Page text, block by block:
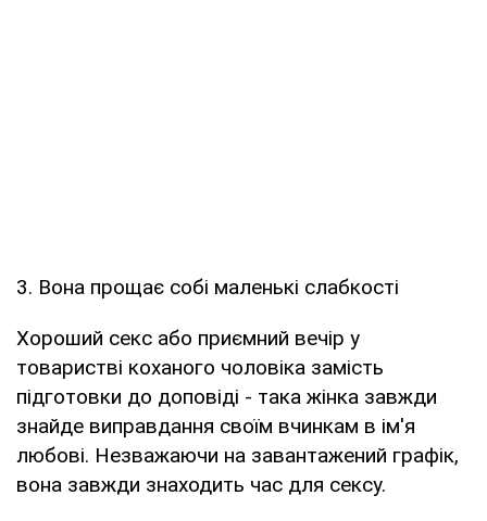
3. Вона прощає собі маленькі слабкості
Хороший секс або приємний вечір у
товаристві коханого чоловіка замість
підготовки до доповіді - така жінка завжди
знайде виправдання своїм вчинкам в ім'я
любові. Незважаючи на завантажений графік,
вона завжди знаходить час для сексу.